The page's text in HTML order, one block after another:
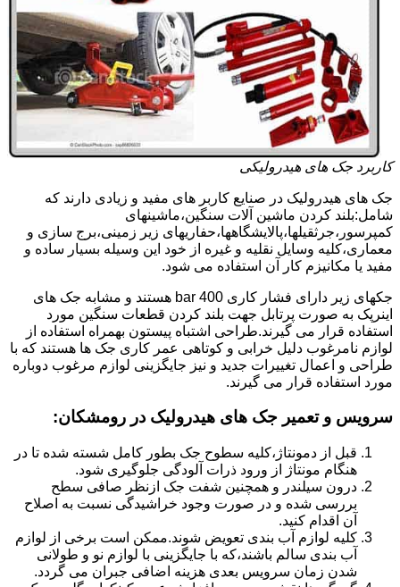
کاربرد جک های هیدرولیکی
جک های هیدرولیک در صنایع کاربر های مفید و زیادی دارند که
شامل:بلند کردن ماشین آلات سنگین،ماشینهای
کمپرسور،جرثقیلها،پالایشگاهها،حفاریهای زیر زمینی،برج سازی و
معماری،کلیه وسایل نقلیه و غیره از خود این وسیله بسیار ساده و
مفید یا مکانیزم کار آن استفاده می شود.
جکهای زیر دارای فشار کاری 400 bar هستند و مشابه جک های
اینرپک به صورت پرتابل جهت بلند کردن قطعات سنگین مورد
استفاده قرار می گیرند.طراحی اشتباه پیستون بهمراه استفاده از
لوازم نامرغوب دلیل خرابی و کوتاهی عمر کاری جک ها هستند که با
طراحی و اعمال تغییرات جدید و نیز جایگزینی لوازم مرغوب دوباره
مورد استفاده قرار می گیرند.
سرویس و تعمیر جک های هیدرولیک در رومشکان:
قبل از دمونتاژ،کلیه سطوح جک بطور کامل شسته شده تا در
هنگام مونتاژ از ورود ذرات آلودگی جلوگیری شود.
درون سیلندر و همچنین شفت جک ازنظر صافی سطح
بررسی شده و در صورت وجود خراشیدگی نسبت به اصلاح
آن اقدام کنید.
کلیه لوازم آب بندی تعویض شوند.ممکن است برخی از لوازم
آب بندی سالم باشند،که با جایگزینی با لوازم نو و طولانی
شدن زمان سرویس بعدی هزینه اضافی جبران می گردد.